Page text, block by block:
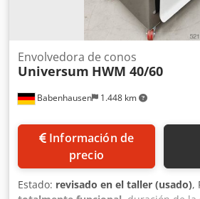
Babenhausen 1.448 km
Envolvedora de conos
Universum HWM 40/60
Información de
precio
Estado: revisado en el taller (usado),